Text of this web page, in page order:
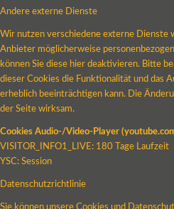
Andere externe Dienste
Wir nutzen verschiedene externe Dienste
Anbieter möglicherweise
können Sie diese hier deaktivieren. Bitte
dieser Cookies die Funktionalität und das
erheblich beeinträchtigen kann. Die
der Seite wirksam.
Cookies Audio-/Video-Player
VISITOR_INFO1_LIVE: 180 Tage Laufzeit
YSC: Session
Datenschutzrichtlinie